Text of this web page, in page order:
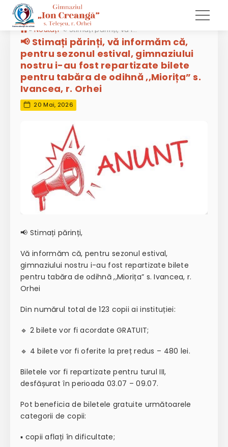
»Noutăți 📢 Stimați părinți, vă informăm că, pentru sezonul estival, gimnaziului nostru i-au fost repartizate bilete pentru tabăra de odihnă ,,Miorița” s. Ivancea, r. Orhei
📢 Stimați părinți, vă informăm că,
pentru sezonul estival, gimnaziului
nostru i-au fost repartizate bilete
pentru tabăra de odihnă ,,Miorița” s.
Ivancea, r. Orhei
20 Mai, 2026
📢 Stimați părinți,
Vă informăm că, pentru sezonul estival,
gimnaziului nostru i-au fost repartizate bilete
pentru tabăra de odihnă ,,Miorița” s. Ivancea, r.
Orhei
Din numărul total de 123 copii ai instituției:
🔹 2 bilete vor fi acordate GRATUIT;
🔹 4 bilete vor fi oferite la preț redus – 480 lei.
Biletele vor fi repartizate pentru turul III,
desfășurat în perioada 03.07 – 09.07.
Pot beneficia de biletele gratuite următoarele
categorii de copii:
▪️ copii aflați în dificultate;